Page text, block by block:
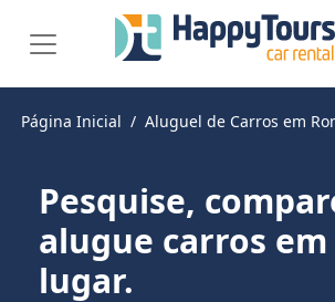
Página Inicial Aluguel de Carros em
Pesquise,
alugue carros
lugar.